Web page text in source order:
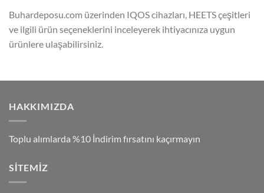
Buhardeposu.com üzerinden IQOS cihazları, HEETS çeşitleri
ve ilgili ürün seçeneklerini inceleyerek ihtiyacınıza uygun
ürünlere ulaşabilirsiniz.
HAKKIMIZDA
Toplu alımlarda %10 İndirim fırsatını kaçırmayın
SITEMIZ